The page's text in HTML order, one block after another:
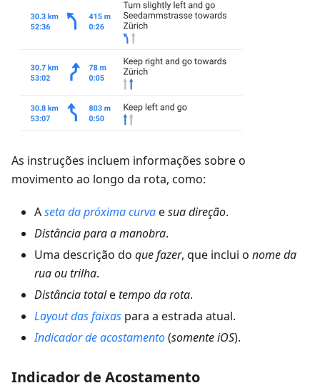
As instruções incluem informações sobre o
movimento ao longo da rota, como:
Aseta da próxima curvaesua direção.
Distância para a manobra.
Uma descrição do que fazer, que inclui o nome da
rua ou trilha.
Distância totaletempo da rota.
Layout das faixas para a estrada atual.
Indicador de acostamento(somente iOS).
Indicador de Acostamento